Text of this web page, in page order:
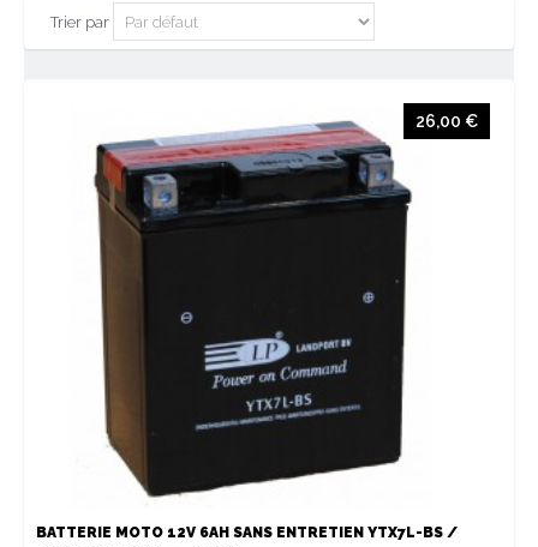
Trier par
BATTERIE MOTO 12V 6AH SANS ENTRETIEN YTX7L-BS /
26,00 €